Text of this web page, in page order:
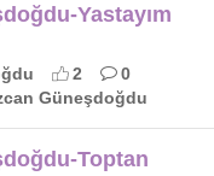
Yastayım
2
0
Güneşdoğdu
Toptan